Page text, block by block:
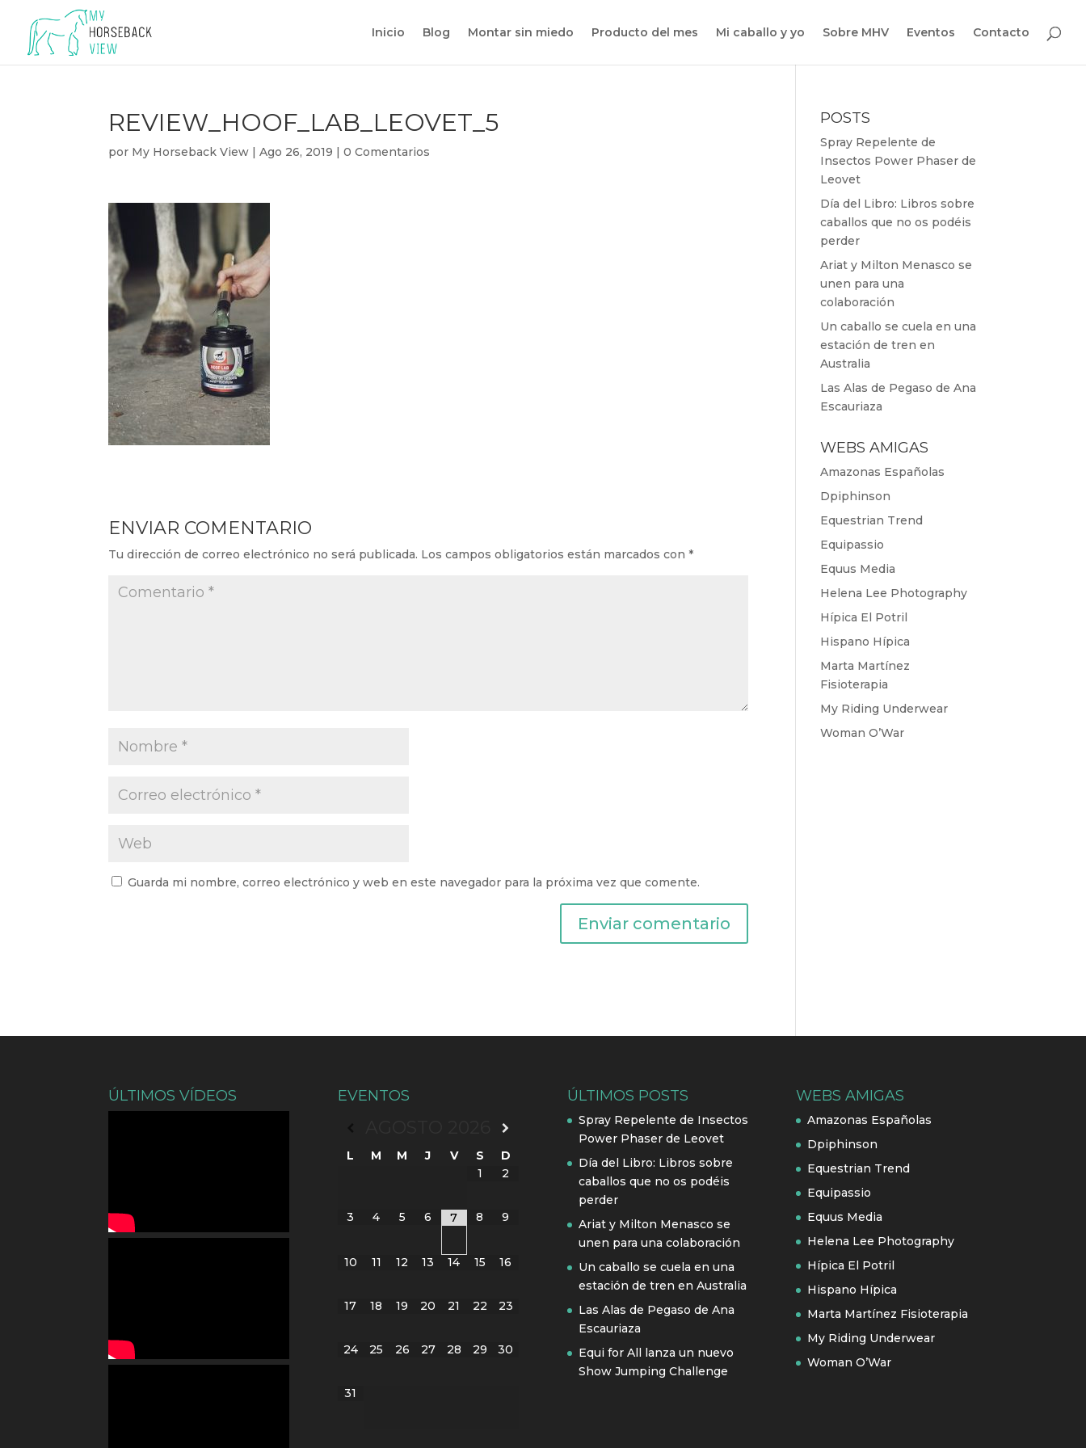
Inicio Blog Montar sin miedo Producto del mes Mi caballo y yo Sobre MHV Eventos Contacto
REVIEW_HOOF_LAB_LEOVET_5
por My Horseback View |Ago 26, 2019 |0 Comentarios
ENVIAR COMENTARIO
Tu dirección de correo electrónico no será publicada. Los campos obligatorios están marcados con*
Guarda mi nombre, correo electrónico y web en este navegador para la próxima vez que comente.
POSTS
Spray Repelente de
Insectos Power Phaser de
Leovet
Día del Libro: Libros sobre
caballos que no os podéis
perder
Ariat y Milton Menasco se
unen para una
colaboración
Un caballo se cuela en una
estación de tren en
Australia
Las Alas de Pegaso de Ana
Escauriaza
WEBS AMIGAS
Amazonas Españolas
Dpiphinson
Equestrian Trend
Equipassio
Equus Media
Helena Lee Photography
Hípica El Potril
Hispano Hípica
Marta Martínez
Fisioterapia
My Riding Underwear
Woman O’War
ÚLTIMOS VÍDEOS EVENTOS
L M M J V S
D
1
2
3 4 5 6 7 8 9
10 11 12 13 14 15 16
17 18 19 20 21 22 23
24 25 26 27 28 29 30
31
ÚLTIMOS POSTS
Spray Repelente de Insectos
Power Phaser de Leovet
Día del Libro: Libros sobre
caballos que no os podéis
perder
Ariat y Milton Menasco se
unen para una colaboración
Un caballo se cuela en una
estación de tren en Australia
Las Alas de Pegaso de Ana
Escauriaza
Equi for All lanza un nuevo
Show Jumping Challenge
WEBS AMIGAS
Amazonas Españolas
Dpiphinson
Equestrian Trend
Equipassio
Equus Media
Helena Lee Photography
Hípica El Potril
Hispano Hípica
Marta Martínez Fisioterapia
My Riding Underwear
Woman O’War